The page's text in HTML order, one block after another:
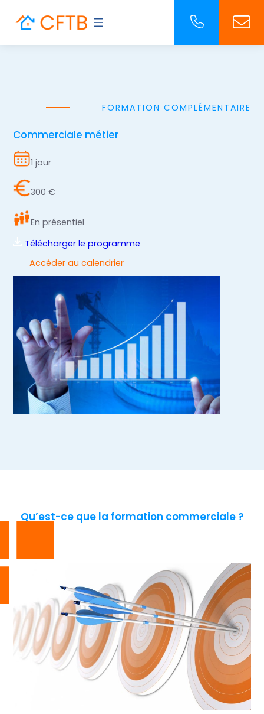
FORMATION COMPLÉMENTAIRE
Commerciale métier
1 jour
300 €
En présentiel
Télécharger le programme
Accéder au calendrier
Qu’est-ce que la formation commerciale ?